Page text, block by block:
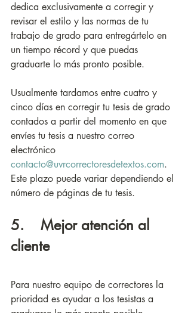
dedica exclusivamente a corregir y
revisar el estilo y las normas de tu
trabajo de grado para entregártelo en
un tiempo récord y que puedas
graduarte lo más pronto posible.
Usualmente tardamos entre cuatro y
cinco días en corregir tu tesis de grado
contados a partir del momento en que
envíes tu tesis a nuestro correo
electrónico
contacto@uvrcorrectoresdetextos.com.
Este plazo puede variar dependiendo el
número de páginas de tu tesis.
5.    Mejor atención al
cliente
Para nuestro equipo de correctores la
prioridad es ayudar a los tesistas a